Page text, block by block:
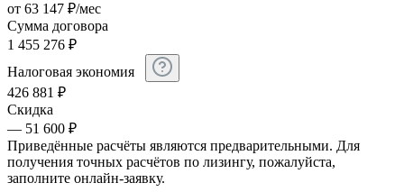
от 63 147 ₽/мес
Сумма договора
1 455 276 ₽
Налоговая экономия
426 881 ₽
Скидка
— 51 600 ₽
Приведённые расчёты являются предварительными. Для
получения точных расчётов по лизингу, пожалуйста,
заполните онлайн-заявку.